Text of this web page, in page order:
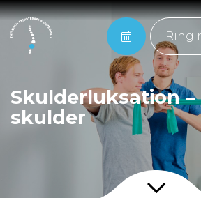
Ring
Skulderluksation
skulder